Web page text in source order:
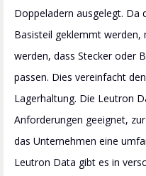
Doppeladern ausgelegt. Da
Basisteil geklemmt
werden, dass Stecker oder
passen. Dies vereinfacht
Lagerhaltung. Die Leutron
Anforderungen geeignet,
das Unternehmen eine
Leutron Data gibt es in